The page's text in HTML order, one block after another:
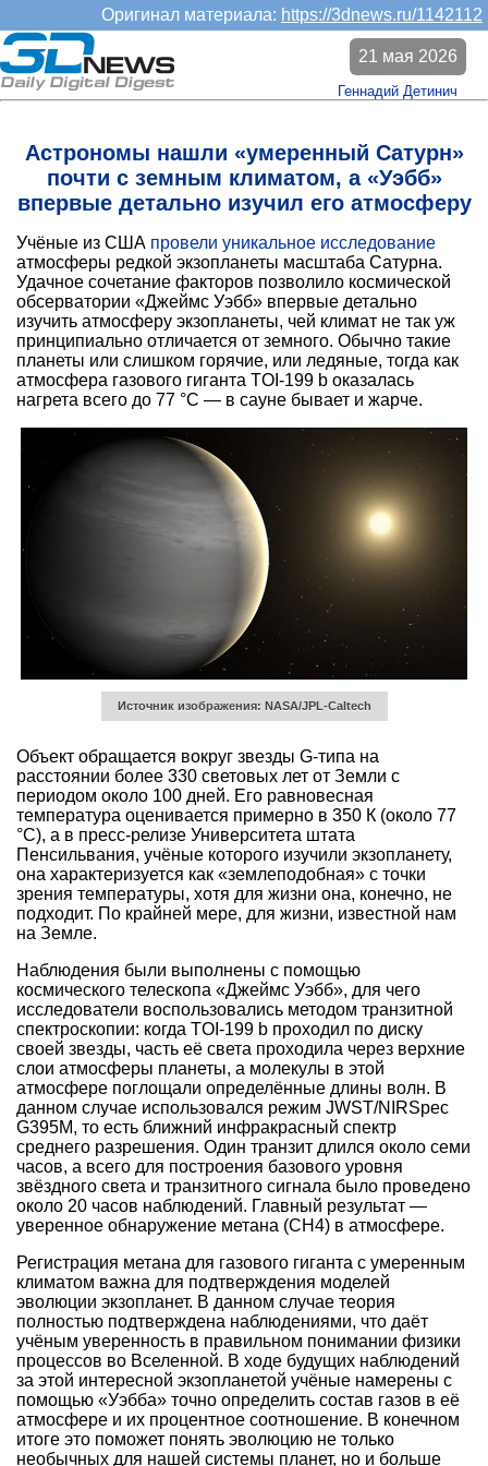
Оригинал материала: https://3dnews.ru/1142112
Астрономы нашли «умеренный Сатурн»
почти с земным климатом, а «Уэбб»
впервые детально изучил его атмосферу
21 мая 2026
Геннадий Детинич
Учёные из США провели уникальное исследование
атмосферы редкой экзопланеты масштаба Сатурна.
Удачное сочетание факторов позволило космической
обсерватории «Джеймс Уэбб» впервые детально
изучить атмосферу экзопланеты, чей климат не так уж
принципиально отличается от земного. Обычно такие
планеты или слишком горячие, или ледяные, тогда как
атмосфера газового гиганта TOI-199 b оказалась
нагрета всего до 77 °C — в сауне бывает и жарче.
Источник изображения: NASA/JPL-Caltech
Объект обращается вокруг звезды G-типа на
расстоянии более 330 световых лет от Земли с
периодом около 100 дней. Его равновесная
температура оценивается примерно в 350 К (около 77
°C), а в пресс-релизе Университета штата
Пенсильвания, учёные которого изучили экзопланету,
она характеризуется как «землеподобная» с точки
зрения температуры, хотя для жизни она, конечно, не
подходит. По крайней мере, для жизни, известной нам
на Земле.
Наблюдения были выполнены с помощью
космического телескопа «Джеймс Уэбб», для чего
исследователи воспользовались методом транзитной
спектроскопии: когда TOI-199 b проходил по диску
своей звезды, часть её света проходила через верхние
слои атмосферы планеты, а молекулы в этой
атмосфере поглощали определённые длины волн. В
данном случае использовался режим JWST/NIRSpec
G395M, то есть ближний инфракрасный спектр
среднего разрешения. Один транзит длился около семи
часов, а всего для построения базового уровня
звёздного света и транзитного сигнала было проведено
около 20 часов наблюдений. Главный результат —
уверенное обнаружение метана (CH4) в атмосфере.
Регистрация метана для газового гиганта с умеренным
климатом важна для подтверждения моделей
эволюции экзопланет. В данном случае теория
полностью подтверждена наблюдениями, что даёт
учёным уверенность в правильном понимании физики
процессов во Вселенной. В ходе будущих наблюдений
за этой интересной экзопланетой учёные намерены с
помощью «Уэбба» точно определить состав газов в её
атмосфере и их процентное соотношение. В конечном
итоге это поможет понять эволюцию не только
необычных для нашей системы планет, но и больше